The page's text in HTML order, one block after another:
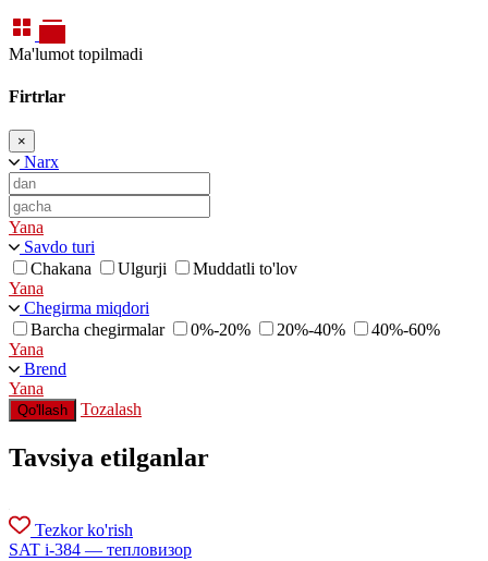
Ma'lumot topilmadi
Firtrlar
×
Narx
Yana
Savdo turi
Chakana
Ulgurji
Muddatli to'lov
Yana
Chegirma miqdori
Barcha chegirmalar
0%-20% 20%-40%
40%-60%
Yana
Brend
Yana
Qo'llash Tozalash
Tavsiya etilganlar
Tezkor ko'rish
SAT i-384 — тепловизор